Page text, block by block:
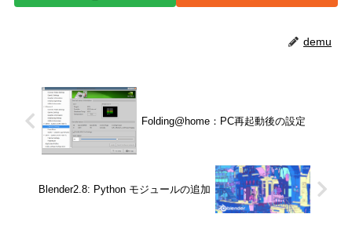
demu
Folding@home：PC再起動後の設定
Blender2.8: Python モジュールの追加